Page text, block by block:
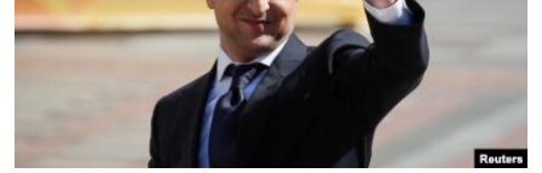
Learning English
СОЦИАЛЬНЫЕ СЕТИ